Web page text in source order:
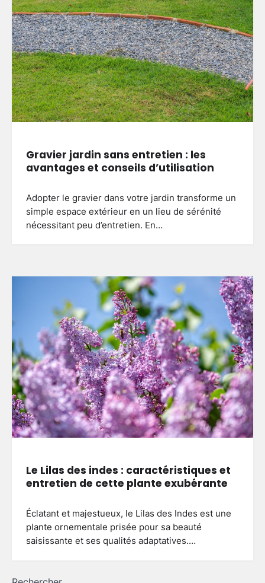
Gravier jardin sans entretien : les
avantages et conseils d’utilisation
Adopter le gravier dans votre jardin transforme un
simple espace extérieur en un lieu de sérénité
nécessitant peu d’entretien. En…
Le Lilas des indes : caractéristiques et
entretien de cette plante exubérante
Éclatant et majestueux, le Lilas des Indes est une
plante ornementale prisée pour sa beauté
saisissante et ses qualités adaptatives.…